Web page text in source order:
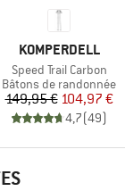
MARQUE
KOMPERDELL
Article
Speed Trail Carbon
Product group
Bâtons de randonnée
Prix
149,95 €Prix réduit
104,97 €
4,7(49)